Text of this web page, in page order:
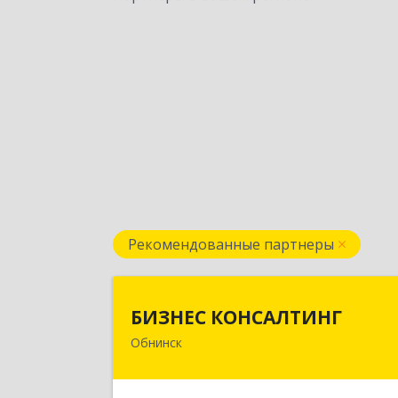
Рекомендованные партнеры
БИЗНЕС КОНСАЛТИНГ
Обнинск249032, Калужская обл, Обнинск г,